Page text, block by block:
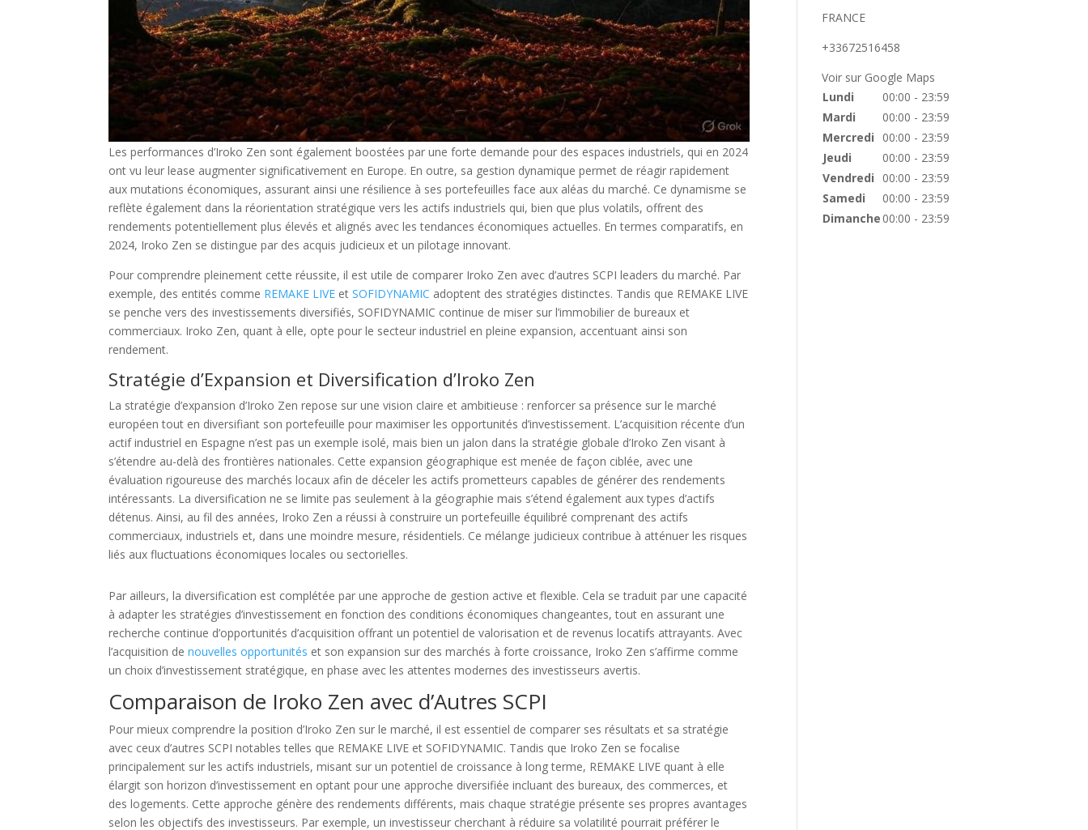
Les performances d’Iroko Zen sont également boostées par une forte demande pour des espaces industriels, qui en 2024
ont vu leur lease augmenter significativement en Europe. En outre, sa gestion dynamique permet de réagir rapidement
aux mutations économiques, assurant ainsi une résilience à ses portefeuilles face aux aléas du marché. Ce dynamisme se
reflète également dans la réorientation stratégique vers les actifs industriels qui, bien que plus volatils, offrent des
rendements potentiellement plus élevés et alignés avec les tendances économiques actuelles. En termes comparatifs, en
2024, Iroko Zen se distingue par des acquis judicieux et un pilotage innovant.
Pour comprendre pleinement cette réussite, il est utile de comparer Iroko Zen avec d’autres SCPI leaders du marché. Par
exemple, des entités comme REMAKE LIVE etSOFIDYNAMIC adoptent des stratégies distinctes. Tandis que REMAKE LIVE
se penche vers des investissements diversifiés, SOFIDYNAMIC continue de miser sur l’immobilier de bureaux et
commerciaux. Iroko Zen, quant à elle, opte pour le secteur industriel en pleine expansion, accentuant ainsi son
rendement.
Stratégie d’Expansion et Diversification d’Iroko Zen
La stratégie d’expansion d’Iroko Zen repose sur une vision claire et ambitieuse : renforcer sa présence sur le marché
européen tout en diversifiant son portefeuille pour maximiser les opportunités d’investissement. L’acquisition récente d’un
actif industriel en Espagne n’est pas un exemple isolé, mais bien un jalon dans la stratégie globale d’Iroko Zen visant à
s’étendre au-delà des frontières nationales. Cette expansion géographique est menée de façon ciblée, avec une
évaluation rigoureuse des marchés locaux afin de déceler les actifs prometteurs capables de générer des rendements
intéressants. La diversification ne se limite pas seulement à la géographie mais s’étend également aux types d’actifs
détenus. Ainsi, au fil des années, Iroko Zen a réussi à construire un portefeuille équilibré comprenant des actifs
commerciaux, industriels et, dans une moindre mesure, résidentiels. Ce mélange judicieux contribue à atténuer les risques
liés aux fluctuations économiques locales ou sectorielles.
Par ailleurs, la diversification est complétée par une approche de gestion active et flexible. Cela se traduit par une capacité
à adapter les stratégies d’investissement en fonction des conditions économiques changeantes, tout en assurant une
recherche continue d’opportunités d’acquisition offrant un potentiel de valorisation et de revenus locatifs attrayants. Avec
l’acquisition denouvelles opportunités et son expansion sur des marchés à forte croissance, Iroko Zen s’affirme comme
un choix d’investissement stratégique, en phase avec les attentes modernes des investisseurs avertis.
Comparaison de Iroko Zen avec d’Autres SCPI
Pour mieux comprendre la position d’Iroko Zen sur le marché, il est essentiel de comparer ses résultats et sa stratégie
avec ceux d’autres SCPI notables telles que REMAKE LIVE et SOFIDYNAMIC. Tandis que Iroko Zen se focalise
principalement sur les actifs industriels, misant sur un potentiel de croissance à long terme, REMAKE LIVE quant à elle
élargit son horizon d’investissement en optant pour une approche diversifiée incluant des bureaux, des commerces, et
des logements. Cette approche génère des rendements différents, mais chaque stratégie présente ses propres avantages
selon les objectifs des investisseurs. Par exemple, un investisseur cherchant à réduire sa volatilité pourrait préférer le
FRANCE
+33672516458
Voir sur Google Maps
Lundi
00:00 - 23:59
Mardi
00:00 - 23:59
Mercredi
00:00 - 23:59
Jeudi
00:00 - 23:59
Vendredi
00:00 - 23:59
Samedi
00:00 - 23:59
Dimanche 00:00 - 23:59